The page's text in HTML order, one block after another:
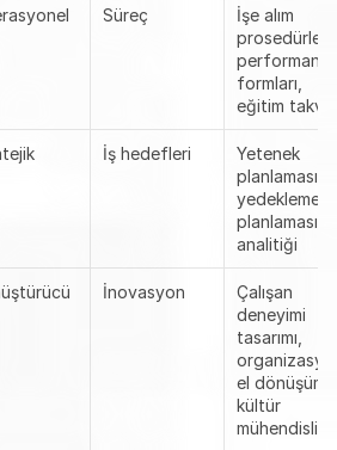
Süreç
İşe alım
prosedürleri,
performans
formları,
eğitim
İş hedefleri
Yetenek
planlaması,
yedekleme
planlaması,
analitiği
İnovasyon
Çalışan
deneyimi
tasarımı,
el dönüşüm,
kültür
mühendisliği